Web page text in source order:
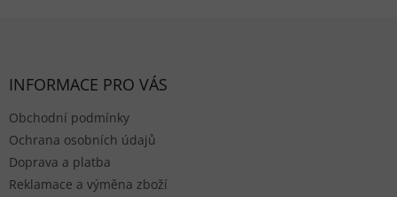
INFORMACE PRO VÁS
Obchodní podmínky
Ochrana osobních údajů
Doprava a platba
Reklamace a výměna zboží